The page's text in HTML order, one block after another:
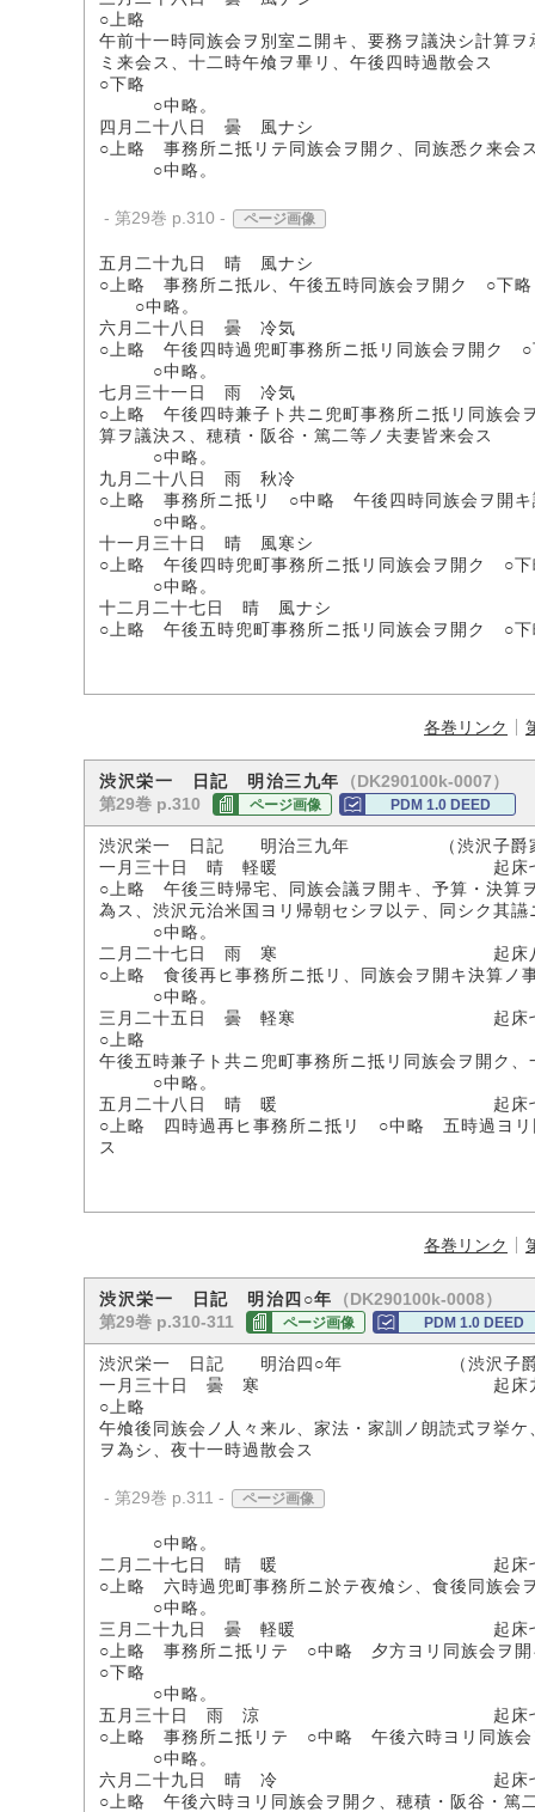
○上略
午前十一時同族会ヲ別室ニ開キ、要務ヲ議決シ計算
ミ来会ス、十二時午飧ヲ畢リ、午後四時過散会ス
○下略
○中略。
四月二十八日 曇 風ナシ
○上略 事務所ニ抵リテ同族会ヲ開ク、同族悉ク来会
○中略。
- 第29巻 p.310 - ページ画像
五月二十九日 晴 風ナシ
○上略 事務所ニ抵ル、午後五時同族会ヲ開ク ○下略
○中略。
六月二十八日 曇 冷気
○上略 午後四時過兜町事務所ニ抵リ同族会ヲ開ク ○
○中略。
七月三十一日 雨 冷気
○上略 午後四時兼子ト共ニ兜町事務所ニ抵リ同族会
算ヲ議決ス、穂積・阪谷・篤二等ノ夫妻皆来会ス
○中略。
九月二十八日 雨 秋冷
○上略 事務所ニ抵リ ○中略 午後四時同族会ヲ開
○中略。
十一月三十日 晴 風寒シ
○上略 午後四時兜町事務所ニ抵リ同族会ヲ開ク ○下
○中略。
十二月二十七日 晴 風ナシ
○上略 午後五時兜町事務所ニ抵リ同族会ヲ開ク ○下
各巻リンク
渋沢栄一 日記 明治三九年
（DK290100k-0007）
第29巻 p.310
ページ画像 PDM 1.0 DEED
渋沢栄一 日記 明治三九年 （渋沢子爵家
一月三十日 晴 軽暖 起床七時 就
○上略 午後三時帰宅、同族会議ヲ開キ、予算・決算
為ス、渋沢元治米国ヨリ帰朝セシヲ以テ、同シク其
○中略。
二月二十七日 雨 寒 起床八時三
○上略 食後再ヒ事務所ニ抵リ、同族会ヲ開キ決算ノ
○中略。
三月二十五日 曇 軽寒 起床七時
○上略
午後五時兼子ト共ニ兜町事務所ニ抵リ同族会ヲ開ク
○中略。
五月二十八日 晴 暖 起床七時
○上略 四時過再ヒ事務所ニ抵リ ○中略 五時過ヨリ
ス
各巻リンク
渋沢栄一 日記 明治四○年
（DK290100k-0008）
第29巻 p.310-311
ページ画像 PDM 1.0 DEED
渋沢栄一 日記 明治四○年 （渋沢子爵
一月三十日 曇 寒 起床九時
○上略
午飧後同族会ノ人々来ル、家法・家訓ノ朗読式ヲ挙
ヲ為シ、夜十一時過散会ス
- 第29巻 p.311 - ページ画像
○中略。
二月二十七日 晴 暖 起床七時二
○上略 六時過兜町事務所ニ於テ夜飧シ、食後同族会
○中略。
三月二十九日 曇 軽暖 起床七時
○上略 事務所ニ抵リテ ○中略 夕方ヨリ同族会ヲ開
○下略
○中略。
五月三十日 雨 涼 起床七時
○上略 事務所ニ抵リテ ○中略 午後六時ヨリ同族会
○中略。
六月二十九日 晴 冷 起床七時
○上略 午後六時ヨリ同族会ヲ開ク、穂積・阪谷・篤